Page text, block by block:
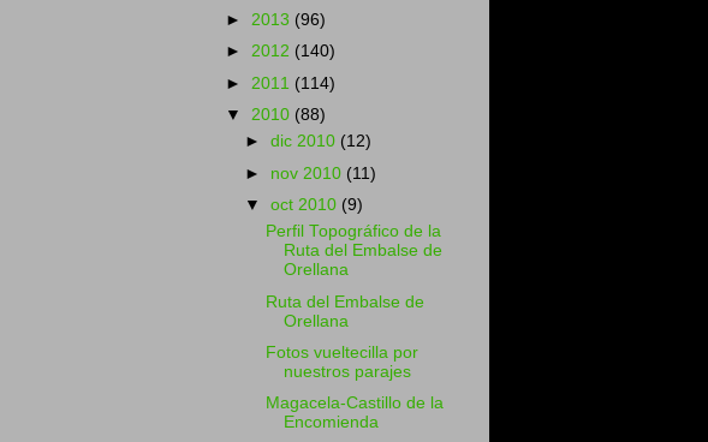
► 2013 (96)
► 2012 (140)
► 2011 (114)
▼ 2010 (88)
►dic 2010 (12)
► nov 2010 (11)
▼oct 2010 (9)
Perfil Topográfico de la
Ruta del Embalse de
Orellana
Ruta del Embalse de
Orellana
Fotos vueltecilla por
nuestros parajes
Magacela-Castillo de la
Encomienda